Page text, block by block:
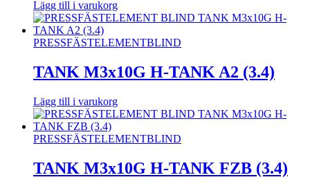
Lägg till i varukorg
PRESSFÄSTELEMENTBLIND
TANK M3x10G H-TANK A2 (3.4)
Lägg till i varukorg
PRESSFÄSTELEMENTBLIND
TANK M3x10G H-TANK FZB (3.4)